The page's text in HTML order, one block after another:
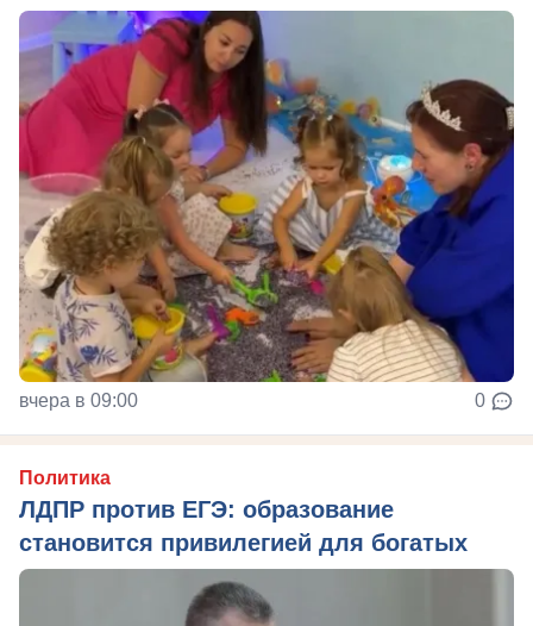
вчера в 09:00 0
Политика
ЛДПР против ЕГЭ: образование
становится привилегией для богатых